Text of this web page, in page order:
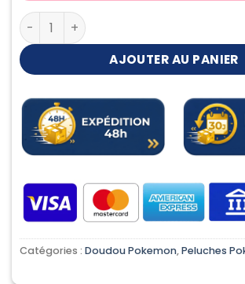
quantité de Peluche Chelours
AJOUTER AU PANIER
Catégories : Doudou Pokemon,Peluches